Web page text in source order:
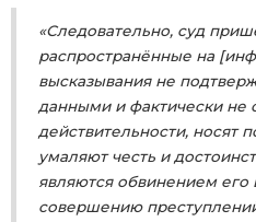
«Следовательно, суд
распространённые на
высказывания не
данными и фактически не
действительности, носят
умаляют честь и
являются обвинением его
совершению